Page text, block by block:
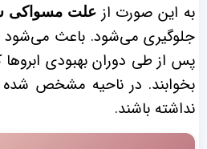
به این صورت ازعلت مسواکی
جلوگیری می‌شود. باعث
پس از طی دوران بهبودی
بخوابند. در ناحیه مشخص شده
نداشته باشند.